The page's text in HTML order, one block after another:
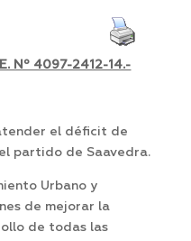
Nº 4097-2412-14.-
el déficit de
partido de Saavedra.
Urbano y
de mejorar la
de todas las